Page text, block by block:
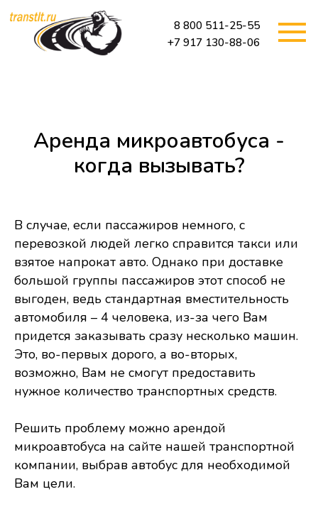
+7 917 130-88-06
Аренда микроавтобуса -
когда вызывать?
В случае, если пассажиров немного, с
перевозкой людей легко справится такси или
взятое напрокат авто. Однако при доставке
большой группы пассажиров этот способ не
выгоден, ведь стандартная вместительность
автомобиля – 4 человека, из-за чего Вам
придется заказывать сразу несколько машин.
Это, во-первых дорого, а во-вторых,
возможно, Вам не смогут предоставить
нужное количество транспортных средств.
Решить проблему можно арендой
микроавтобуса на сайте нашей транспортной
компании, выбрав автобус для необходимой
Вам цели.